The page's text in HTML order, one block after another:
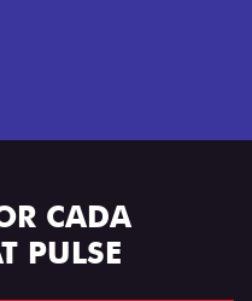
CADA
PULSE